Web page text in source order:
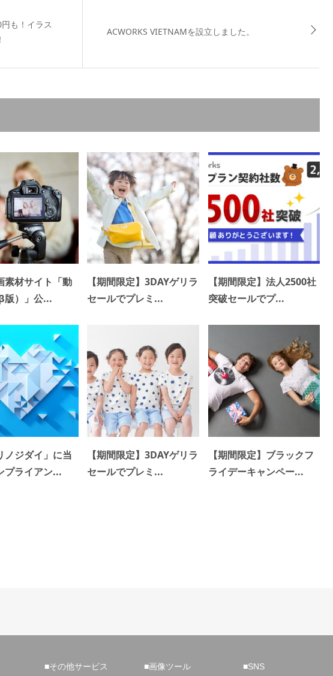
も！イラス
ACWORKS VIETNAMを設立しました。
素材サイト「動
版）」公...
【期間限定】3DAYゲリラ
セールでプレミ...
【期間限定】法人2500社
突破セールでプ...
ノジダイ」に当
プライアン...
【期間限定】3DAYゲリラ
セールでプレミ...
【期間限定】ブラックフ
ライデーキャンペー...
■その他サービス ■画像ツール ■SNS